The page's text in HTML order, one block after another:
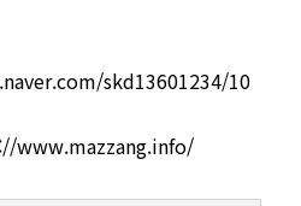
skd13601234/10
www.mazzang.info/